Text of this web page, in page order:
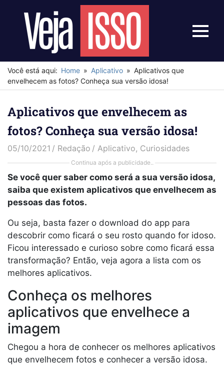
content
Veja
Isso
Menu
Você está aqui: Home Aplicativo
Aplicativos que
envelhecem as fotos? Conheça sua versão idosa!
Aplicativos que envelhecem as
fotos? Conheça sua versão idosa!
05/10/2021 Redação Aplicativo, Curiosidades
Continua após a publicidade..
Se você quer saber como será a sua versão idosa,
saiba que existem aplicativos que envelhecem as
pessoas das fotos.
Ou seja, basta fazer o download do app para
descobrir como ficará o seu rosto quando for idoso.
Ficou interessado e curioso sobre como ficará essa
transformação? Então, veja agora a lista com os
melhores aplicativos.
Conheça os melhores
aplicativos que envelhece a
imagem
Chegou a hora de conhecer os melhores aplicativos
que envelhecem fotos e conhecer a versão idosa.